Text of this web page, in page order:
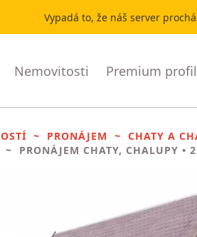
Vypadá to, že náš server
Nemovitosti Premium profil
PRONÁJEM CHATY A
PRONÁJEM CHATY, CHALUPY •